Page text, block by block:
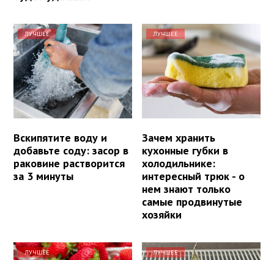
ЛУЧШЕЕ
Вскипятите воду и
добавьте соду: засор в
раковине растворится
за 3 минуты
ЛУЧШЕЕ
Зачем хранить
кухонные губки в
холодильнике:
интересный трюк - о
нем знают только
самые продвинутые
хозяйки
ЛУЧШЕЕ ЛУЧШЕЕ